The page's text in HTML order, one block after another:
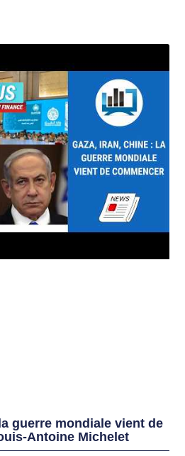
guerre mondiale vient de
Antoine Michelet